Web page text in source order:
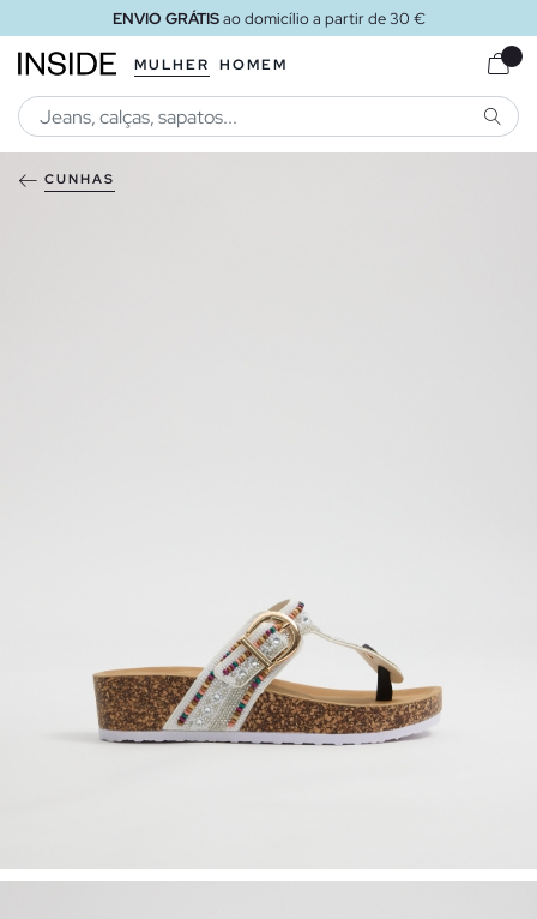
ENVIO GRÁTISao domicílio a partir de 30 €
MULHER HOMEM
CUNHAS